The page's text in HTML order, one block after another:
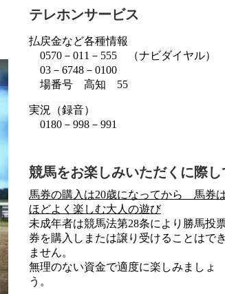
テレホンサービス
払戻金など各種情報
0570－011－555 （ナビダイヤル）
03－6748－0100
場番号 高知 55
実況（録音）
0180－998－991
競馬をお楽しみいただくに際し
馬券の購入は20歳になってから 馬券
ほどよく楽しむ大人の遊び
未成年者は競馬法第28条により勝馬投
券を購入しまたは譲り受けることはでき
ません。
無理のない資金で適度に楽しみましょ
う。